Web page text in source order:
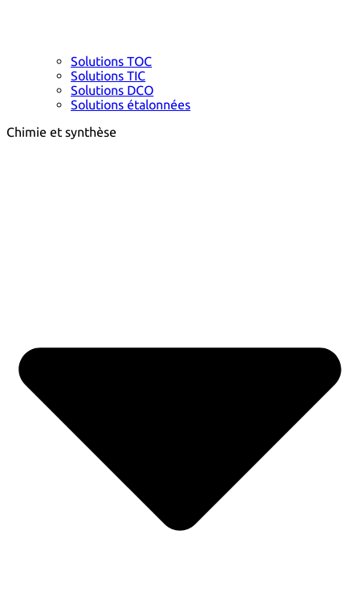
Solutions TOC
Solutions TIC
Solutions DCO
Solutions étalonnées
Chimie et synthèse